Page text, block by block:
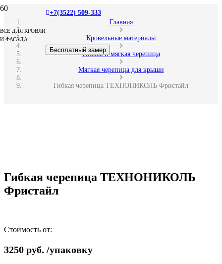
ВСЕ ДЛЯ КРОВЛИ
И ФАСАДА
+7(3522) 509-333
Бесплатный замер
Главная
Кровельные материалы
Гибкая и мягкая черепица
Мягкая черепица для крыши
Гибкая черепица ТЕХНОНИКОЛЬ Фристайл
Гибкая черепица ТЕХНОНИКОЛЬ
Фристайл
Стоимость от:
3250 руб. /упаковку